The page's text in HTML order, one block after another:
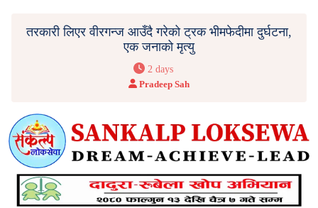
तरकारी लिएर वीरगन्ज आउँदै गरेको ट्रक भीमफेदीमा दुर्घटना,
एक जनाको मृत्यु
2 days
Pradeep Sah